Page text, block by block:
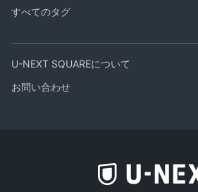
すべてのタグ
U-NEXT SQUAREについて
お問い合わせ